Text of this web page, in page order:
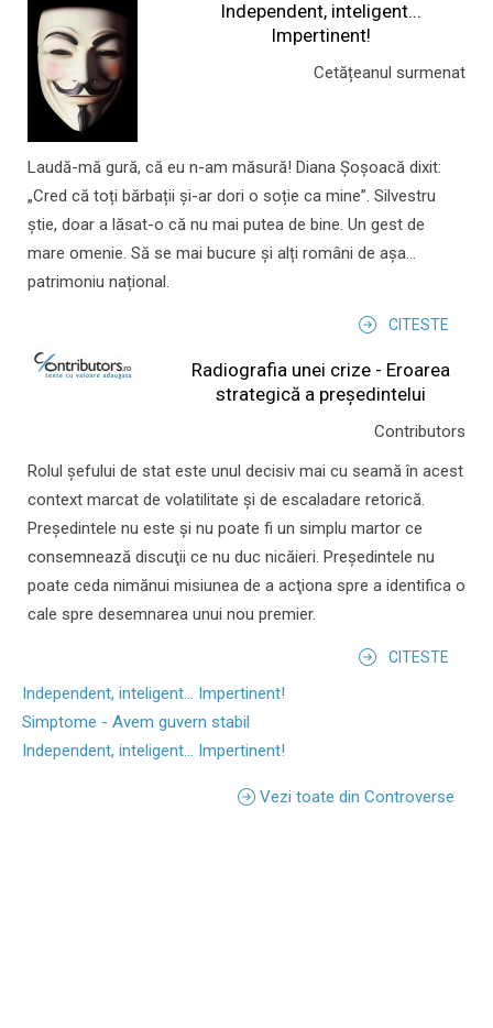
Independent, inteligent...
Impertinent!
Cetățeanul surmenat
Laudă-mă gură, că eu n-am măsură! Diana Șoșoacă dixit:
„Cred că toți bărbații și-ar dori o soție ca mine”. Silvestru
știe, doar a lăsat-o că nu mai putea de bine. Un gest de
mare omenie. Să se mai bucure și alți români de așa...
patrimoniu național.
CITESTE
Radiografia unei crize - Eroarea
strategică a președintelui
Contributors
Rolul şefului de stat este unul decisiv mai cu seamă în acest
context marcat de volatilitate şi de escaladare retorică.
Preşedintele nu este şi nu poate fi un simplu martor ce
consemnează discuţii ce nu duc nicăieri. Preşedintele nu
poate ceda nimănui misiunea de a acţiona spre a identifica o
cale spre desemnarea unui nou premier.
CITESTE
Independent, inteligent... Impertinent!
Simptome - Avem guvern stabil
Independent, inteligent... Impertinent!
Vezi toate din Controverse